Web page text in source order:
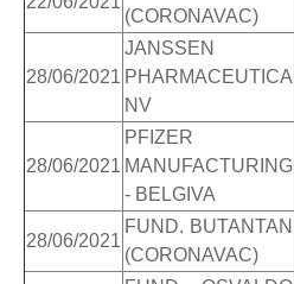
(CORONAVAC)
28/06/2021
JANSSEN
PHARMACEUTICA
NV
28/06/2021
PFIZER
MANUFACTURING
- BELGIVA
28/06/2021
FUND. BUTANTAN
(CORONAVAC)